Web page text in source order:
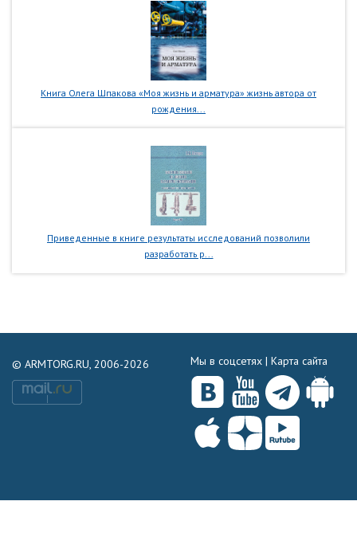
Книга Олега Шпакова «Моя жизнь и арматура» жизнь автора от
рождения...
Приведенные в книге результаты исследований позволили
разработать р...
© ARMTORG.RU, 2006-2026 Мы в соцсетях | Карта сайта